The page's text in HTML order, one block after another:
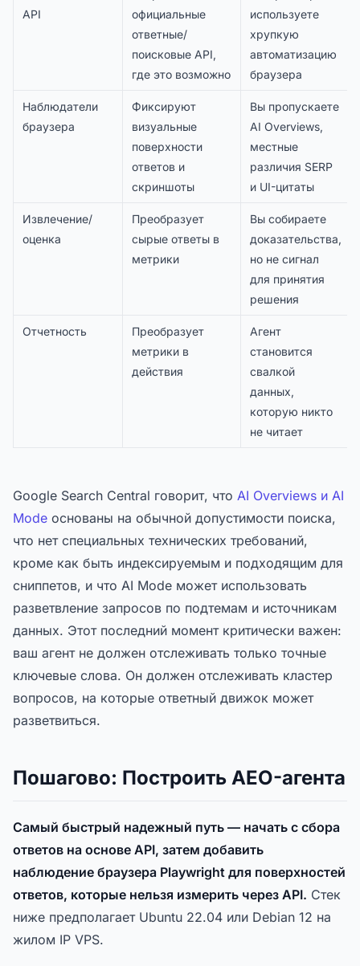
API
официальные
ответные/
поисковые API,
где это возможно
используете
хрупкую
автоматизацию
браузера
Наблюдатели
браузера
Фиксируют
визуальные
поверхности
ответов и
скриншоты
Вы пропускаете
AI Overviews,
местные
различия SERP
и UI-цитаты
Извлечение/
оценка
Преобразует
сырые ответы в
метрики
Вы собираете
доказательства,
но не сигнал
для принятия
решения
Отчетность
Преобразует
метрики в
действия
Агент
становится
свалкой
данных,
которую никто
не читает
Google Search Central говорит, что AI Overviews и AI
Mode основаны на обычной допустимости поиска,
что нет специальных технических требований,
кроме как быть индексируемым и подходящим для
сниппетов, и что AI Mode может использовать
разветвление запросов по подтемам и источникам
данных. Этот последний момент критически важен:
ваш агент не должен отслеживать только точные
ключевые слова. Он должен отслеживать кластер
вопросов, на которые ответный движок может
разветвиться.
Пошагово: Построить AEO-агента
Самый быстрый надежный путь — начать с сбора
ответов на основе API, затем добавить
наблюдение браузера Playwright для поверхностей
ответов, которые нельзя измерить через API. Стек
ниже предполагает Ubuntu 22.04 или Debian 12 на
жилом IP VPS.